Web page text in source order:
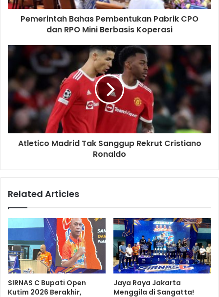
Pemerintah Bahas Pembentukan Pabrik CPO
dan RPO Mini Berbasis Koperasi
Atletico Madrid Tak Sanggup Rekrut Cristiano
Ronaldo
Related Articles
SIRNAS C Bupati Open
Kutim 2026 Berakhir,
Jaya Raya Jakarta
Menggila di Sangatta!